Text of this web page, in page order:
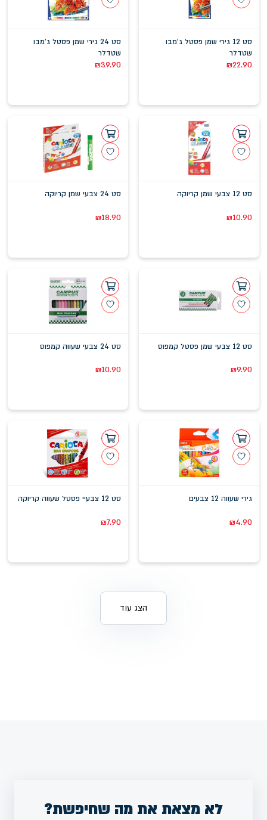
סט 12 גירי שמן פסטל ג'מבו
שטדלר
₪22.90
סט 24 גירי שמן פסטל ג'מבו
שטדלר
₪39.90
סט 12 צבעי שמן קריוקה
₪10.90
סט 24 צבעי שמן קריוקה
₪18.90
סט 12 צבעי שמן פסטל קמפוס
₪9.90
סט 24 צבעי שעווה קמפוס
₪10.90
גירי שעווה 12 צבעים
₪4.90
סט 12 צבעיי פסטל שעווה קריוקה
₪7.90
הצג עוד
לא מצאת את מה שחיפשת?